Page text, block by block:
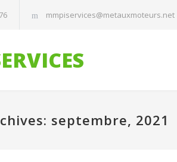
mmpiservices@metauxmoteurs.net
septembre, 2021